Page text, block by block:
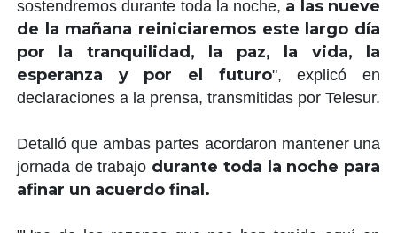
sostendremos durante toda la noche, a las nueve
de la mañana reiniciaremos este largo día
por la tranquilidad, la paz, la vida, la
esperanza y por el futuro", explicó en
declaraciones a la prensa, transmitidas por Telesur.
Detalló que ambas partes acordaron mantener una
jornada de trabajo durante toda la noche para
afinar un acuerdo final.